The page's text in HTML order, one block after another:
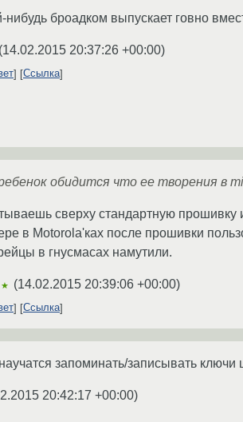
нибудь броадком выпускает говно
(14.02.2015 20:37:26 +00:00)
Ссылка
обидится что ее творения в
сверху стандартную прошивку
в Motorola'ках после прошивки
в гнусмасах намутили.
(14.02.2015 20:39:06 +00:00)
Ссылка
запоминать/записывать
20:42:17 +00:00)